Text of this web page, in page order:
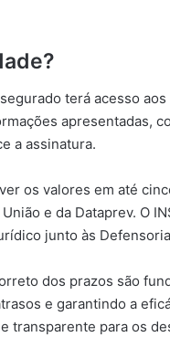
terá acesso
apresentadas,
a assinatura.
os valores em até
e da Dataprev. O
junto às
dos prazos são
e garantindo a
transparente para os